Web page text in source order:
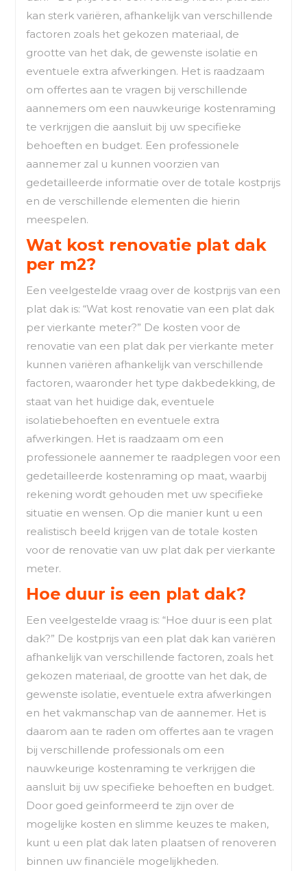
kan sterk variëren, afhankelijk van verschillende
factoren zoals het gekozen materiaal, de
grootte van het dak, de gewenste isolatie en
eventuele extra afwerkingen. Het is raadzaam
om offertes aan te vragen bij verschillende
aannemers om een nauwkeurige kostenraming
te verkrijgen die aansluit bij uw specifieke
behoeften en budget. Een professionele
aannemer zal u kunnen voorzien van
gedetailleerde informatie over de totale kostprijs
en de verschillende elementen die hierin
meespelen.
Wat kost renovatie plat dak
per m2?
Een veelgestelde vraag over de kostprijs van een
plat dak is: “Wat kost renovatie van een plat dak
per vierkante meter?” De kosten voor de
renovatie van een plat dak per vierkante meter
kunnen variëren afhankelijk van verschillende
factoren, waaronder het type dakbedekking, de
staat van het huidige dak, eventuele
isolatiebehoeften en eventuele extra
afwerkingen. Het is raadzaam om een
professionele aannemer te raadplegen voor een
gedetailleerde kostenraming op maat, waarbij
rekening wordt gehouden met uw specifieke
situatie en wensen. Op die manier kunt u een
realistisch beeld krijgen van de totale kosten
voor de renovatie van uw plat dak per vierkante
meter.
Hoe duur is een plat dak?
Een veelgestelde vraag is: “Hoe duur is een plat
dak?” De kostprijs van een plat dak kan variëren
afhankelijk van verschillende factoren, zoals het
gekozen materiaal, de grootte van het dak, de
gewenste isolatie, eventuele extra afwerkingen
en het vakmanschap van de aannemer. Het is
daarom aan te raden om offertes aan te vragen
bij verschillende professionals om een
nauwkeurige kostenraming te verkrijgen die
aansluit bij uw specifieke behoeften en budget.
Door goed geïnformeerd te zijn over de
mogelijke kosten en slimme keuzes te maken,
kunt u een plat dak laten plaatsen of renoveren
binnen uw financiële mogelijkheden.